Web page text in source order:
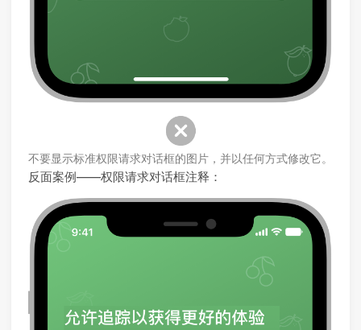
不要显示标准权限请求对话框的图片，并以任何方式修改它。
反面案例——权限请求对话框注释：